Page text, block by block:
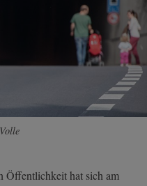
Öffentlichkeit hat sich am